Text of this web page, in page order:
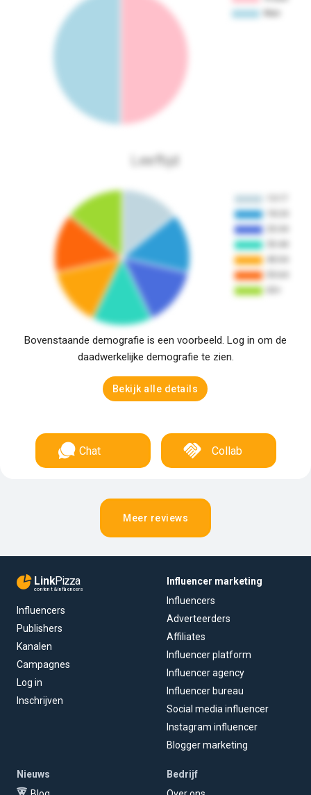
Leeftijd
Bovenstaande demografie is een voorbeeld. Log in om de
daadwerkelijke demografie te zien.
Bekijk alle details
Chat Collab
Meer reviews
LinkPizza
content & influencers
Influencers
Publishers
Kanalen
Campagnes
Log in
Inschrijven
Influencer marketing
Influencers
Adverteerders
Affiliates
Influencer platform
Influencer agency
Influencer bureau
Social media influencer
Instagram influencer
Blogger marketing
Nieuws
Bedrijf